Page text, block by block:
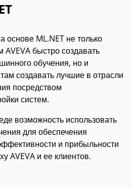
ML.NET не только
AVEVA быстро создавать
обучения, но и
создавать лучшие в отрасли
посредством
систем.
возможность использовать
для обеспечения
и прибыльности
AVEVA и ее клиентов.